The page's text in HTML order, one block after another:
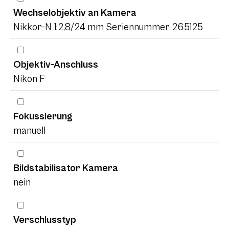
Wechselobjektiv an Kamera
Nikkor-N 1:2,8/24 mm Seriennummer 265125
Objektiv-Anschluss
Nikon F
Fokussierung
manuell
Bildstabilisator Kamera
nein
Verschlusstyp